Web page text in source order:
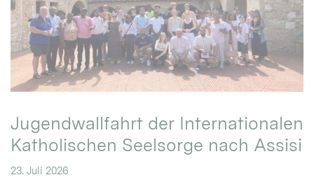
Jugendwallfahrt der Internationalen
Katholischen Seelsorge nach Assisi
23. Juli 2026